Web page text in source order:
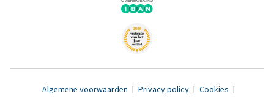
Algemene voorwaarden | Privacy policy | Cookies |